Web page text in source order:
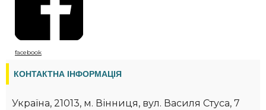
facebook
КОНТАКТНА ІНФОРМАЦІЯ
Україна, 21013, м. Вінниця, вул. Василя Стуса, 7